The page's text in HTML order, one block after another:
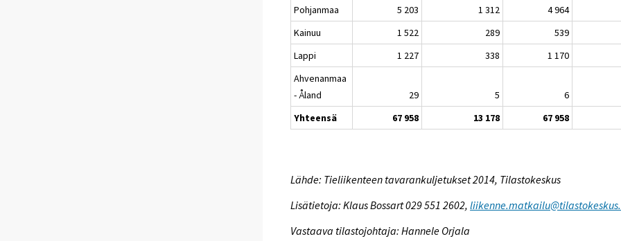
Pohjanmaa
5 203 1 312
4 964
Kainuu
1 522 289
539
Lappi
1 227 338
1 170
Ahvenanmaa
- Åland
29 5
6
Yhteensä
67 958 13 178 67 958
Lähde: Tieliikenteen tavarankuljetukset 2014, Tilastokeskus
Lisätietoja: Klaus Bossart 029 551 2602,
Vastaava tilastojohtaja: Hannele Orjala